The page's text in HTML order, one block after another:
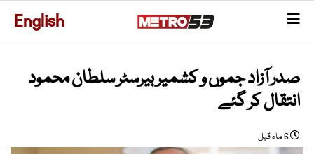
English
صدر آزاد جموں و کشمیر بیرسٹر سلطان محمود
انتقال کر گئے
6 ماہ قبل